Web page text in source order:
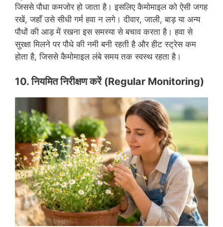
जिससे पौधा कमजोर हो जाता है। इसलिए कैमोमाइल को ऐसी जगह
रखें, जहाँ उसे सीधी गर्म हवा न लगे। दीवार, जाली, बाड़ या अन्य
पौधों की आड़ में रखना इस समस्या से बचाव करता है। हवा से
सुरक्षा मिलने पर पौधे की नमी बनी रहती है और हीट स्ट्रेस कम
होता है, जिससे कैमोमाइल लंबे समय तक स्वस्थ रहता है।
10.नियमित निरीक्षण करें (Regular Monitoring)